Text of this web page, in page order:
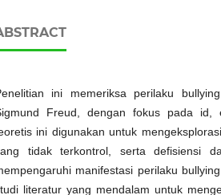
ini memeriksa perilaku
Freud, dengan fokus pada id,
ini digunakan untuk
tidak terkontrol, serta defisiensi
manifestasi perilaku
literatur yang mendalam untuk